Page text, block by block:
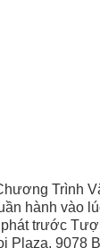
Trình
hành vào
phát trước
Plaza, 9078